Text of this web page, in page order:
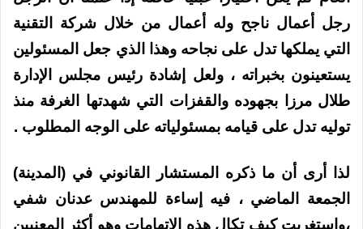
رجل أعمال ناجح وله أعمال من خلال شركة التقنية
التي يملكها تدل على نجاحه وهذا الذي جعل المسئولين
يستعينون بخبراته ، ولعل إشادة رئيس مجلس الإدارة
طلال مرزا بجهوده والقفزات التي شهدتها الغرفة منذ
توليه تدل على قيامه بمسئولياته على الوجه المطلوب .
لذا أرى أن ما ذكره المستشار القانوني في (المدينة)
الجمعة الماضي ، فيه إساءة للمهندس عدنان شفي
،واستغربت كيف تكال هذه الاتهامات وهو أكثر المعنيين